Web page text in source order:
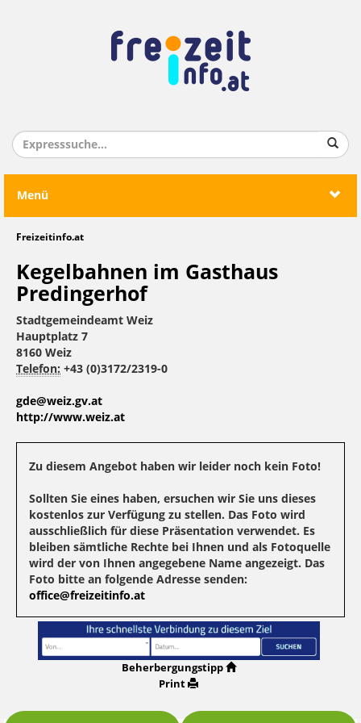
Menü
Freizeitinfo.at
Kegelbahnen im Gasthaus
Predingerhof
Stadtgemeindeamt Weiz
Hauptplatz 7
8160 Weiz
Telefon: +43 (0)3172/2319-0
gde@weiz.gv.at
http://www.weiz.at
Zu diesem Angebot haben wir leider noch kein Foto!
Sollten Sie eines haben, ersuchen wir Sie uns dieses
kostenlos zur Verfügung zu stellen. Das Foto wird
ausschließlich für diese Präsentation verwendet. Es
bleiben sämtliche Rechte bei Ihnen und als Fotoquelle
wird der von Ihnen angegebene Name angezeigt. Das
Foto bitte an folgende Adresse senden:
office@freizeitinfo.at
Beherbergungstipp
Print